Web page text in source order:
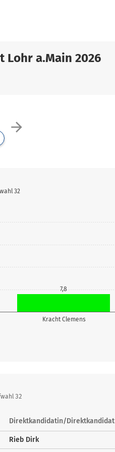
a.Main 2026
arrow_forward
Kracht Clemens
7,8
32
32
Direktkandidatin/Direktkandidat
Rieb Dirk